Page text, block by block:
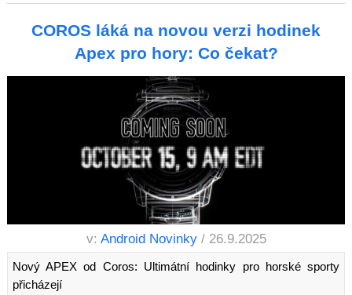
COROS láká na novou verzi hodinek
Apex pro hory: Co čekat?
v: Android Novinky / 26.9.2025
Nový APEX od Coros: Ultimátní hodinky pro horské sporty
přicházejí